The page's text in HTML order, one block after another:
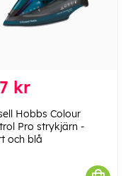
kr
Hobbs Colour
Pro strykjärn -
och blå